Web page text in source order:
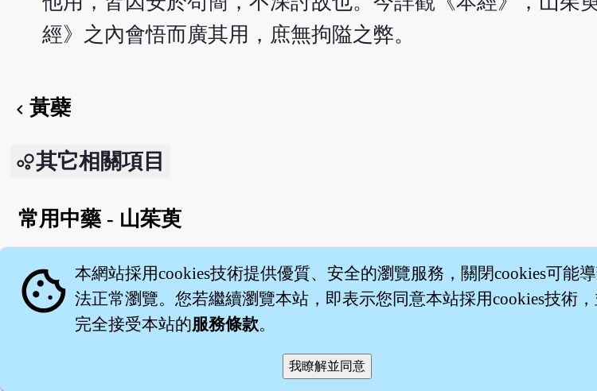
經》之內會悟而廣其用，庶無拘隘之弊。
chevron_left 黃蘗
其它相關項目
常用中藥 - 山茱萸
English version
cookie 本網站採用cookies技術提供優質、安全的瀏覽服務，關閉cookies可能
法正常瀏覽。您若繼續瀏覽本站，即表示您同意本站採用cookies技術
完全接受本站的服務條款。